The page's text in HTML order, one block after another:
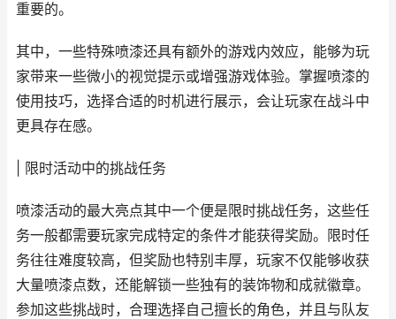
重要的。
其中，一些特殊喷漆还具有额外的游戏内效应，能够为玩
家带来一些微小的视觉提示或增强游戏体验。掌握喷漆的
使用技巧，选择合适的时机进行展示，会让玩家在战斗中
更具存在感。
| 限时活动中的挑战任务
喷漆活动的最大亮点其中一个便是限时挑战任务，这些任
务一般都需要玩家完成特定的条件才能获得奖励。限时任
务往往难度较高，但奖励也特别丰厚，玩家不仅能够收获
大量喷漆点数，还能解锁一些独有的装饰物和成就徽章。
参加这些挑战时，合理选择自己擅长的角色，并且与队友